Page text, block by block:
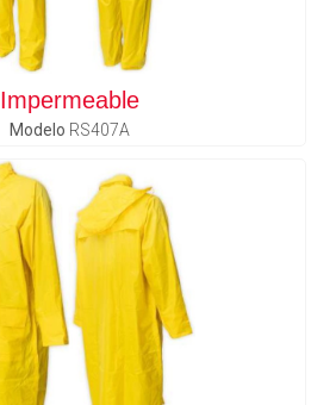
Impermeable
Modelo RS407A